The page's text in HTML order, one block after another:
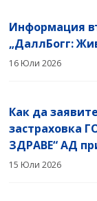
Информация
„ДаллБогг:
16 Юли 2026
Как да
застраховка
ЗДРАВЕ“ АД
15 Юли 2026